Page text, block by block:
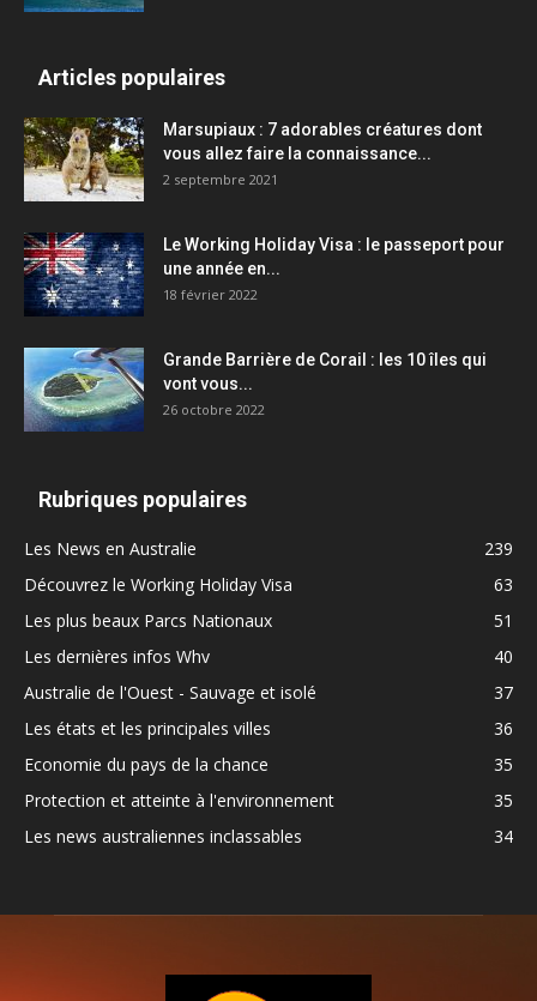
Articles populaires
Marsupiaux : 7 adorables créatures dont
vous allez faire la connaissance...
2 septembre 2021
Le Working Holiday Visa : le passeport pour
une année en...
18 février 2022
Grande Barrière de Corail : les 10 îles qui
vont vous...
26 octobre 2022
Rubriques populaires
Les News en Australie
239
Découvrez le Working Holiday Visa
63
Les plus beaux Parcs Nationaux
51
Les dernières infos Whv
40
Australie de l'Ouest - Sauvage et isolé
37
Les états et les principales villes
36
Economie du pays de la chance
35
Protection et atteinte à l'environnement
35
Les news australiennes inclassables
34